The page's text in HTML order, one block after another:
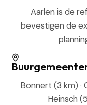
Aarlen is de
bevestigen de
Bonnert (3 km) ·
Heinsch